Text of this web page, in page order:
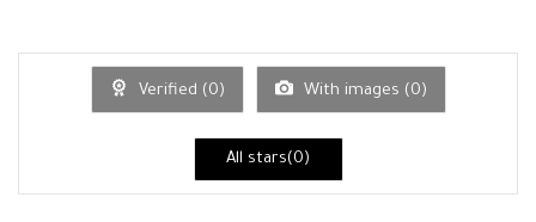
من
With images (0)
Verified (0)
All stars(0)